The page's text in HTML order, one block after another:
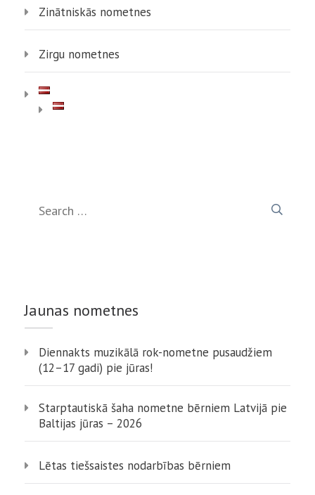
Zinātniskās nometnes
Zirgu nometnes
Jaunas nometnes
Diennakts muzikālā rok-nometne pusaudžiem
(12–17 gadi) pie jūras!
Starptautiskā šaha nometne bērniem Latvijā pie
Baltijas jūras – 2026
Lētas tiešsaistes nodarbības bērniem